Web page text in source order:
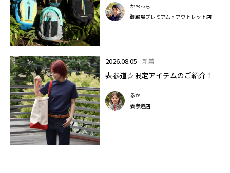
かおっち
御殿場プレミアム・アウトレット店
2026.08.05 新着
表参道☆限定アイテムのご紹介！
るか
表参道店